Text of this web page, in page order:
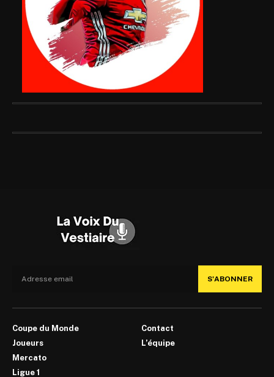
S'ABONNER
Coupe du Monde
Joueurs
Mercato
Ligue 1
Contact
L’équipe